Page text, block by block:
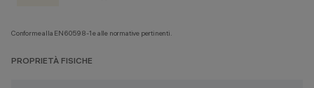
Conforme alla EN60598-1 e alle normative pertinenti.
PROPRIETÀ FISICHE